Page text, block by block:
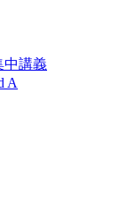
中講義
A